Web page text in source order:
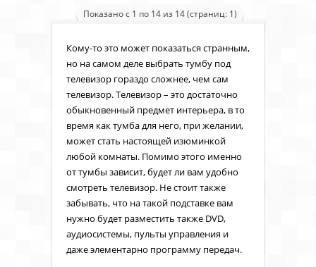
Показано с 1 по 14 из 14 (страниц: 1)
Кому-то это может показаться странным,
но на самом деле выбрать тумбу под
телевизор гораздо сложнее, чем сам
телевизор. Телевизор – это достаточно
обыкновенный предмет интерьера, в то
время как тумба для него, при желании,
может стать настоящей изюминкой
любой комнаты. Помимо этого именно
от тумбы зависит, будет ли вам удобно
смотреть телевизор. Не стоит также
забывать, что на такой подставке вам
нужно будет разместить также DVD,
аудиосистемы, пульты управления и
даже элементарно программу передач.